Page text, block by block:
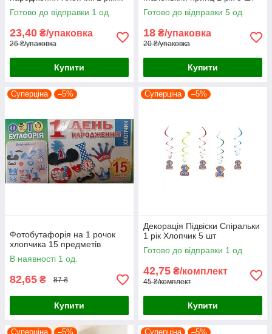
7 шт
Готово до відправки 1 од.
23,40 ₴/упаковка
26 ₴/упаковка
Купити
Готово до відправки 5 од.
18 ₴/упаковка
20 ₴/упаковка
Купити
Суперціна –5%
Фотобутафорія на 1 рочок
хлопчика 15 предметів
В наявності 1 од.
82,65 ₴ 87 ₴
Купити
Суперціна –5%
Декорація Підвіски Спіральки
1 рік Хлопчик 5 шт
Готово до відправки 1 од.
42,75 ₴/комплект
45 ₴/комплект
Купити
Суперціна –5% Суперціна –5%